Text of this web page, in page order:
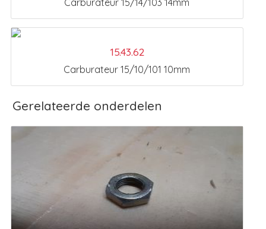
Carburateur 15/14/103 14mm
15.43.62
Carburateur 15/10/101 10mm
Gerelateerde onderdelen